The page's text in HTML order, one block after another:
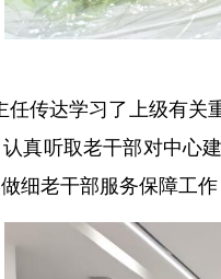
任传达学习了上级有关
真听取老干部对中心
细老干部服务保障工